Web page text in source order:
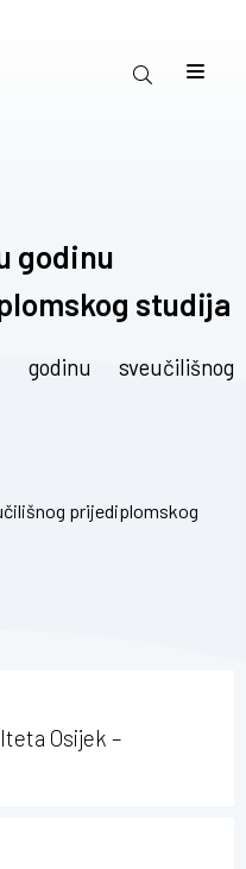
godinu
studija
sveučilišnog
prijediplomskog
Osijek –